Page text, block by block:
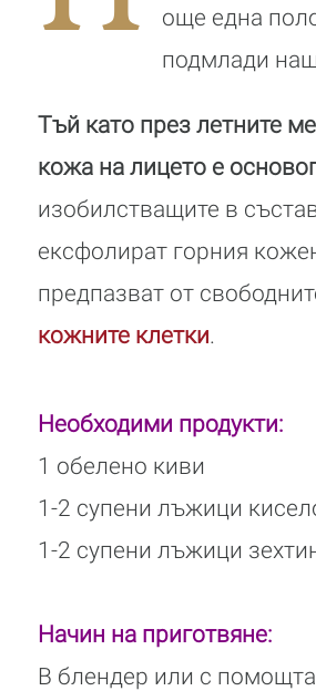
още една
подмлади
Тъй като през летните
кожа на лицето е
изобилстващите в
ексфолират горния
предпазват от
кожните клетки.
Необходими продукти:
1 обелено киви
1-2 супени лъжици
1-2 супени лъжици
Начин на приготвяне:
В блендер или с